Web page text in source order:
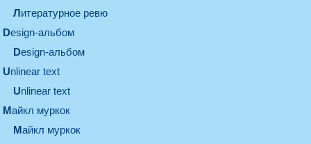
литературное ревю
design-альбом
design-альбом
unlinear text
Unlinear text
майкл муркок
майкл муркок